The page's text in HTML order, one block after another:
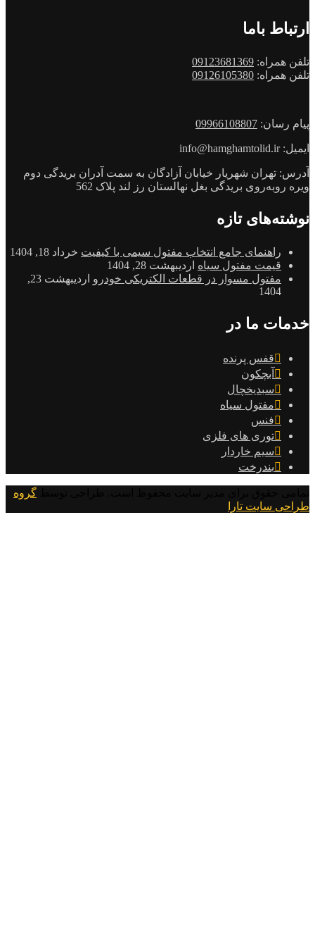
ارتباط باما
تلفن همراه: 09123681369
تلفن همراه: 09126105380
پیام رسان: 09966108807
ایمیل: info@hamghamtolid.ir
آدرس: تهران شهریار خیابان آزادگان به سمت آدران بریدگی دوم
ویره روبه‌روی بریدگی بغل نهالستان رز لند پلاک 562
نوشته‌های تازه
راهنمای جامع انتخاب مفتول سیمی با کیفیت خرداد 18, 1404
قیمت مفتول سیاه اردیبهشت 28, 1404
مفتول مسوار در قطعات الکتریکی خودرو
اردیبهشت 23,
1404
خدمات ما در
قفس پرنده
آبچکون
سبدیخچال
مفتول سیاه
فنس
توری های فلزی
سیم خاردار
بندرخت
گروه
طراحی سایت تارا